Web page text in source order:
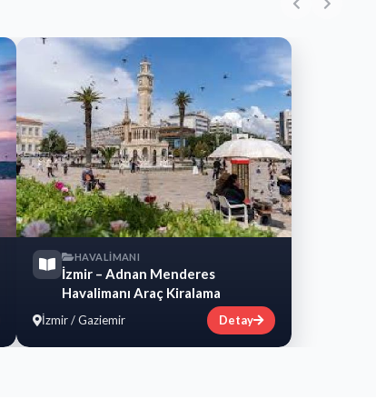
HAVALİMANI
İzmir – Adnan Menderes
Havalimanı Araç Kiralama
İzmir / Gaziemir Detay